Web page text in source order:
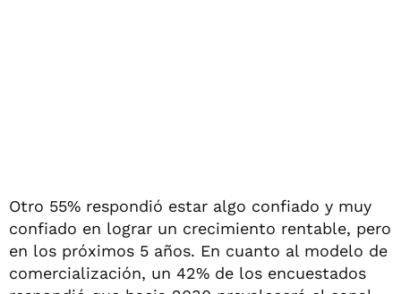
Otro 55% respondió estar algo confiado y muy
confiado en lograr un crecimiento rentable, pero
en los próximos 5 años. En cuanto al modelo de
comercialización, un 42% de los encuestados